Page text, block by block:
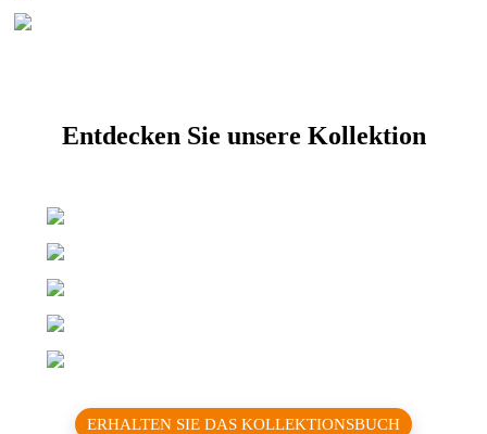
Entdecken Sie unsere Kollektion
ERHALTEN SIE DAS KOLLEKTIONSBUCH